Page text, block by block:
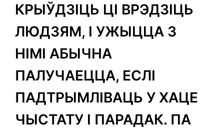
КРЫЎДЗІЦЬ ЦІ ВРЭДЗІЦЬ
ЛЮДЗЯМ, І УЖЫЦЦА З
НІМІ АБЫЧНА
ПАЛУЧАЕЦЦА, ЕСЛІ
ПАДТРЫМЛІВАЦЬ У ХАЦЕ
ЧЫСТАТУ І ПАРАДАК. ПА